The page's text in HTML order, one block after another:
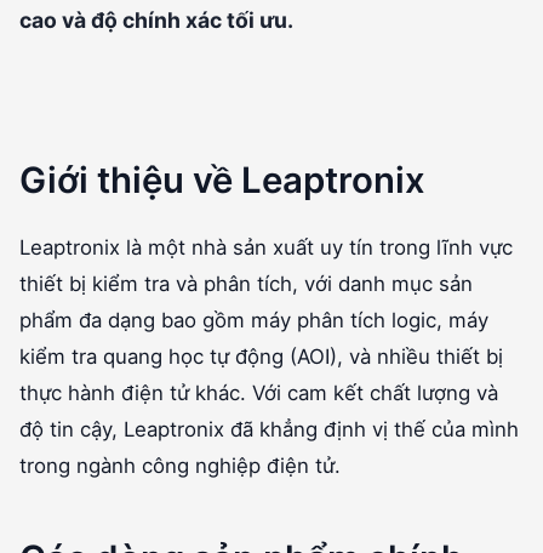
cao và độ chính xác tối ưu.
Giới thiệu về Leaptronix
Leaptronix là một nhà sản xuất uy tín trong lĩnh vực
thiết bị kiểm tra và phân tích, với danh mục sản
phẩm đa dạng bao gồm máy phân tích logic, máy
kiểm tra quang học tự động (AOI), và nhiều thiết bị
thực hành điện tử khác. Với cam kết chất lượng và
độ tin cậy, Leaptronix đã khẳng định vị thế của mình
trong ngành công nghiệp điện tử.